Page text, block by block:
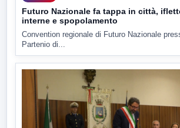
Futuro Nazionale fa tappa in città,
interne e spopolamento
Convention regionale di Futuro Nazionale
Partenio di...